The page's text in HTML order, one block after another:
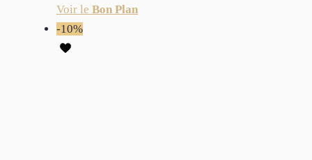
Voir le Bon Plan
-10%